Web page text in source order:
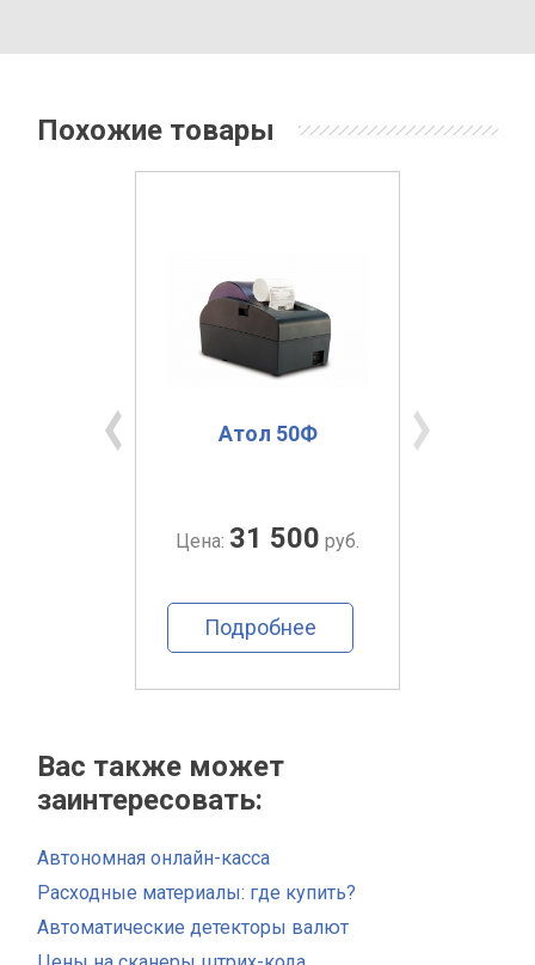
Похожие товары
Атол 50Ф
Цена: 31 500 руб.
Подробнее
Вас также может
заинтересовать:
Автономная онлайн-касса
Расходные материалы: где купить?
Автоматические детекторы валют